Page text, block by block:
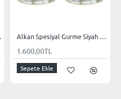
Alkan Spesiyal Gurme Siyah Gemlik Zeytini Kampanya
1.600,00TL
Sepete Ekle